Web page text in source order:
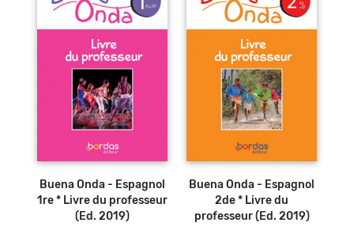
Ajouter au
Buena Onda - Espagnol
1re * Livre du professeur
(Ed. 2019)
Ajouter au
Buena Onda - Espagnol
2de * Livre du
professeur (Ed. 2019)